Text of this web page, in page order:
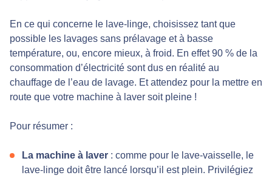
En ce qui concerne le lave-linge, choisissez tant que
possible les lavages sans prélavage et à basse
température, ou, encore mieux, à froid. En effet 90 % de la
consommation d’électricité sont dus en réalité au
chauffage de l’eau de lavage. Et attendez pour la mettre en
route que votre machine à laver soit pleine !
Pour résumer :
La machine à laver : comme pour le lave-vaisselle, le
lave-linge doit être lancé lorsqu’il est plein. Privilégiez